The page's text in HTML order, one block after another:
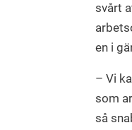
svårt
en i
– Vi
som
så